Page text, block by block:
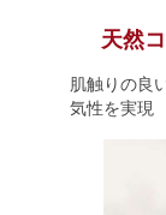
天然
肌触りの良
気性を実現